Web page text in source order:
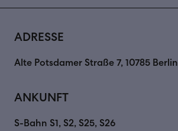
ADRESSE
Alte Potsdamer Straße 7, 10785 Berlin
ANKUNFT
S-Bahn